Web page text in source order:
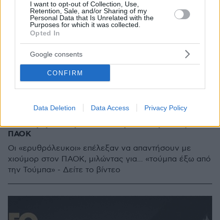
I want to opt-out of Collection, Use,
Retention, Sale, and/or Sharing of my
Personal Data that Is Unrelated with the
Purposes for which it was collected.
Opted In
Google consents
CONFIRM
Data Deletion Data Access Privacy Policy
Με χιουμοριστικό βίντεο απάντησε ο Ολυμπιακός στον
ΠΑΟΚ
Οι «ερυθρόλευκοι» επέλεξαν να απαντήσουν με
χιούμορ στον ΠΑΟΚ, μιλώντας για... «τούμπα έξω από
την Τούμπα» - Δείτε το βίντεο
3